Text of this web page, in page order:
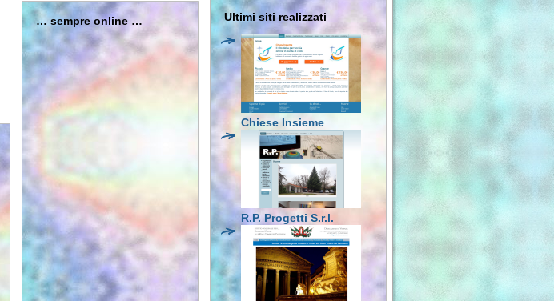
… sempre online … Ultimi siti realizzati
Chiese Insieme
R.P. Progetti S.r.l.